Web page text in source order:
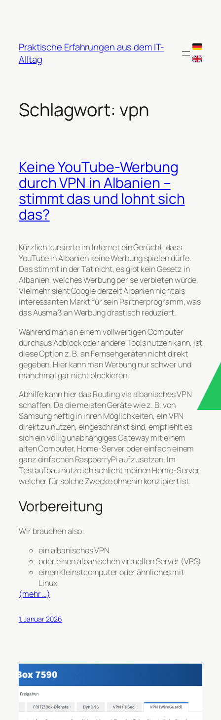
Praktische Erfahrungen aus dem IT-
Alltag
Schlagwort: vpn
Keine YouTube-Werbung
durch VPN in Albanien –
stimmt das und lohnt sich
das?
Kürzlich kursierte im Internet ein Gerücht, dass
YouTube in Albanien keine Werbung spielen dürfe.
Das stimmt in der Tat nicht, es gibt kein Gesetz in
Albanien, welches Werbung per se verbieten würde.
Vielmehr sieht Google derzeit Albanien nicht als
interessanten Markt für sein Partnerprogramm, was
das Ausmaß an Werbung drastisch reduziert.
Während man an einem vollwertigen Computer
durchaus Adblock oder andere Tools nutzen kann, ist
diese Option z. B. an Fernsehgeräten nicht direkt
gegeben. Hier kann man Werbung nur schwer und
manchmal gar nicht blockieren.
Abhilfe kann hier das Routing via albanisches VPN
schaffen. Da die meisten Geräte wie z. B. von
Samsung heftig in ihren Möglichkeiten, ein VPN
direkt zu nutzen, eingeschränkt sind, empfiehlt es
sich ein völlig unabhängiges Gateway mit einem
alten Computer, Home-Server oder einfach einem
ganz einfachen RaspberryPi aufzusetzen. Im
Testaufbau nutze ich schlicht meinen Home-Server,
welcher für solche Zwecke ohnehin konzipiert ist.
Vorbereitung
Wir brauchen also:
ein albanisches VPN
oder einen albanischen virtuellen Server (VPS)
einen Kleinstcomputer oder ähnliches mit
Linux
(mehr …)
1. Januar 2026